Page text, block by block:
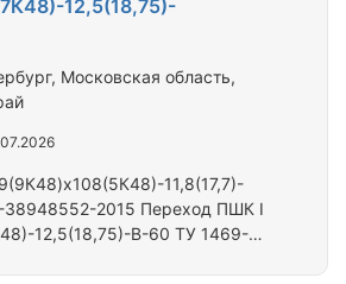
производителя.
Отдел продаж ООО "ТЭМ"
11,8(17,7)-
2015 Переход ПШК I
12,5(18,75)-В-60 ТУ 1469-
12,5(18,75)-
Московская область,